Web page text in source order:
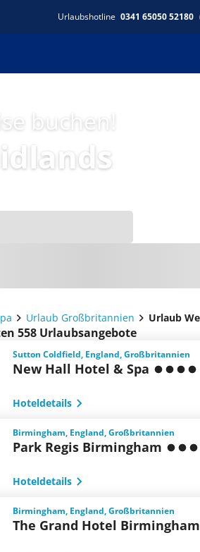
Urlaubshotline 0341 65050 52180
buchen!
Urlaub Großbritannien Urlaub
558 Urlaubsangebote
Sutton Coldfield, England, Großbritannien
New Hall Hotel & Spa
Hoteldetails
Birmingham, England, Großbritannien
Park Regis Birmingham
Hoteldetails
Birmingham, England, Großbritannien
The Grand Hotel Birmingham